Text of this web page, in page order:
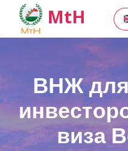
MtH
ВНЖ
виза